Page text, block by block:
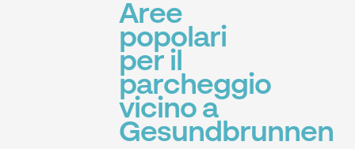
Aree
popolari
per il
parcheggio
vicino a
Gesundbrunnen